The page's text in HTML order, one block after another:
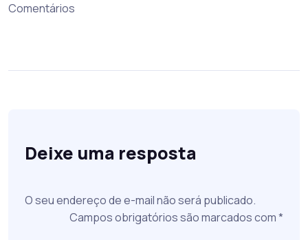
Comentários
Deixe uma resposta
O seu endereço de e-mail não será publicado.
Campos obrigatórios são marcados com*